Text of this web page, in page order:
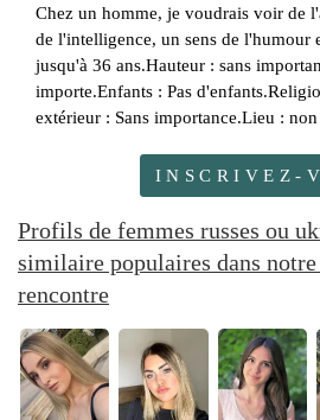
Chez un homme, je voudrais voir de
de l'intelligence, un sens de l'humour
jusqu'à 36 ans.Hauteur : sans
importe.Enfants : Pas
extérieur : Sans importance.Lieu :
INSCRIVEZ-
Profils de femmes russes ou
similaire populaires dans notre
rencontre